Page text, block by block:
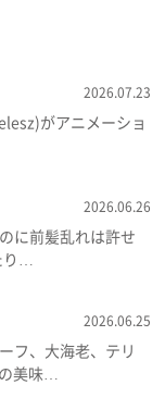
2026.07.23
がアニメーショ
2026.06.26
に前髪乱れは許せ
…
2026.06.25
フ、大海老、テリ
美味…